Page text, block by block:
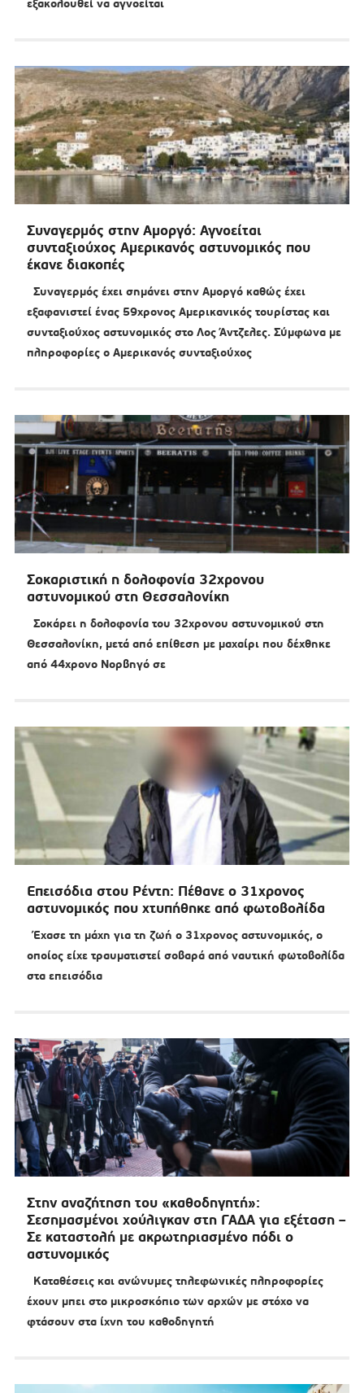
εξακολουθεί να αγνοείται
Συναγερμός στην Αμοργό: Αγνοείται
συνταξιούχος Αμερικανός αστυνομικός που
έκανε διακοπές
Συναγερμός έχει σημάνει στην Αμοργό καθώς έχει
εξαφανιστεί ένας 59χρονος Αμερικανικός τουρίστας και
συνταξιούχος αστυνομικός στο Λος Άντζελες. Σύμφωνα με
πληροφορίες ο Αμερικανός συνταξιούχος
Σοκαριστική η δολοφονία 32χρονου
αστυνομικού στη Θεσσαλονίκη
Σοκάρει η δολοφονία του 32χρονου αστυνομικού στη
Θεσσαλονίκη, μετά από επίθεση με μαχαίρι που δέχθηκε
από 44χρονο Νορβηγό σε
Επεισόδια στου Ρέντη: Πέθανε ο 31χρονος
αστυνομικός που χτυπήθηκε από φωτοβολίδα
Έχασε τη μάχη για τη ζωή ο 31χρονος αστυνομικός, ο
οποίος είχε τραυματιστεί σοβαρά από ναυτική φωτοβολίδα
στα επεισόδια
Στην αναζήτηση του «καθοδηγητή»:
Σεσημασμένοι χούλιγκαν στη ΓΑΔΑ για εξέταση –
Σε καταστολή με ακρωτηριασμένο πόδι ο
αστυνομικός
Καταθέσεις και ανώνυμες τηλεφωνικές πληροφορίες
έχουν μπει στο μικροσκόπιο των αρχών με στόχο να
φτάσουν στα ίχνη του καθοδηγητή